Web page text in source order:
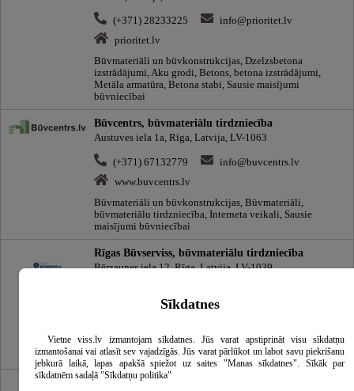
(+371) 28233225
info@prioritet.lv
prioritet.lv
Būvmateriāli un būvkonstrukcijas, Dzelzsbetona
izstrādājumi, Aku grodi, Betons, betona izstrādājumi,
Metāla armatūra, Betona stabi, Sausie maisījumi
būvniecībai
Būvcentrs, būvmateriālu tirdzniecība
Austuves iela 1a, Rīga, Latvija, LV-1063
(+371) 67132779
info@buvcentrs.lv
www.buvcentrs.lv
Būvmateriāli un būvkonstrukcijas, Būvmateriāli,
būvmateriālu tirdzniecība, Interneta veikali, Sausie
maisījumi būvniecībai
Rīgas Būvserviss, būvmateriālu tirdzniecība
Bērzaunes iela 12, Rīga, Latvija, LV-1039
buvserviss.lv
segumi, Interneta veikali, Mobilās mājas, Grīdas, Sausie
maisījumi būvniecībai
Lenvo, SIA
Sīkdatnes
Vietne viss.lv izmantojam sīkdatnes. Jūs varat apstiprināt visu sīkdatņu
izmantošanai vai atlasīt sev vajadzīgās. Jūs varat pārlūkot un labot savu piekrišanu
jebkurā laikā, lapas apakšā spiežot uz saites "Manas sīkdatnes". Sīkāk par
sīkdatnēm sadaļā "Sīkdatņu politika"